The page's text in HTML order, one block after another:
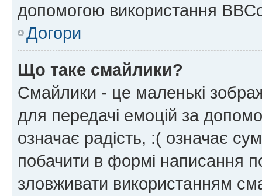
допомогою використання
Догори
Що таке смайлики?
Смайлики - це маленькі
для передачі емоцій за
означає радість, :( означає
побачити в формі написання
зловживати використанням